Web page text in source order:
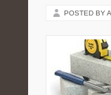
POSTED BY